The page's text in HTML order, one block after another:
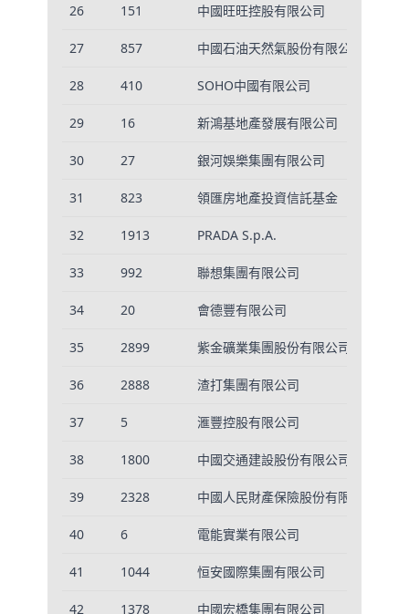
26 151 中國旺旺控股有限公司
27 857 中國石油天然氣股份有限公司
28 410 SOHO中國有限公司
29 16 新鴻基地產發展有限公司
30 27 銀河娛樂集團有限公司
31 823 領匯房地產投資信託基金
32 1913 PRADA S.p.A.
33 992 聯想集團有限公司
34 20 會德豐有限公司
35 2899 紫金礦業集團股份有限公司
36 2888 渣打集團有限公司
37 5 滙豐控股有限公司
38 1800 中國交通建設股份有限公司
39 2328 中國人民財產保險股份有限公司
40 6 電能實業有限公司
41 1044 恒安國際集團有限公司
42 1378 中國宏橋集團有限公司